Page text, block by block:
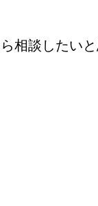
相談したいと